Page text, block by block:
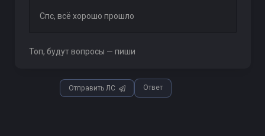
Спс, всё хорошо прошло
Топ, будут вопросы — пиши
Отправить ЛС Ответ